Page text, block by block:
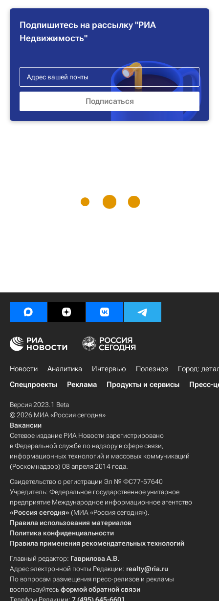
Подпишитесь на рассылку "РИА
Недвижимость"
Новости Аналитика Интервью Полезное
Город:
Спецпроекты
Реклама Продукты и сервисы Пресс-
Версия 2023.1 Beta
© 2026 МИА «Россия сегодня»
Вакансии
Сетевое издание РИА Новости зарегистрировано
в Федеральной службе по надзору в сфере связи,
информационных технологий и массовых коммуникаций
(Роскомнадзор) 08 апреля 2014 года.
Свидетельство о регистрации Эл № ФС77-57640
Учредитель: Федеральное государственное унитарное
предприятие Международное информационное агентство
«Россия сегодня» (МИА «Россия сегодня»).
Правила использования материалов
Политика конфиденциальности
Правила применения рекомендательных технологий
Главный редактор: Гаврилова А.В.
Адрес электронной почты Редакции: realty@ria.ru
По вопросам размещения пресс-релизов и рекламы
воспользуйтесьформой обратной связи